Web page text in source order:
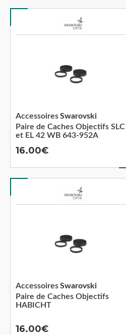
Paire de Caches Objectifs SLC
et EL 42 WB 643-952A
AccessoiresSwarovski
16.00
Paire de Caches Objectifs
HABICHT
AccessoiresSwarovski
16.00